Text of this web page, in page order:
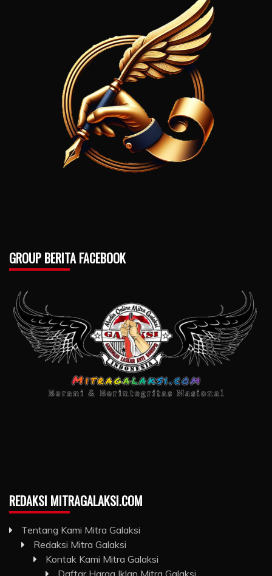
GROUP BERITA FACEBOOK
REDAKSI MITRAGALAKSI.COM
Tentang Kami Mitra Galaksi
Redaksi Mitra Galaksi
Kontak Kami Mitra Galaksi
Daftar Harga Iklan Mitra Galaksi